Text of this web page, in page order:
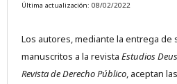
Última actualización: 08/02/2022
Los autores, mediante la entrega de
manuscritos a la revista Estudios
Revista de Derecho Público, aceptan las